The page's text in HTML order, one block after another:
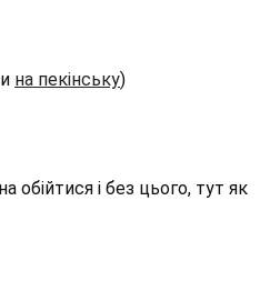
на пекінську)
обійтися і без цього, тут як